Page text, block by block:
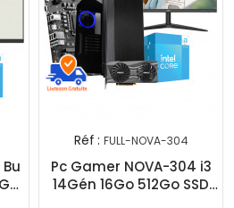
Réf : FULL-NOVA-304
Pc Gamer NOVA-304 i3
14Gén 16Go 512Go SSD